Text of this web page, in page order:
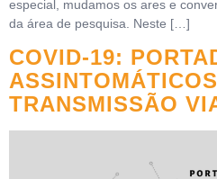
especial, mudamos os ares e
da área de pesquisa. Neste […]
COVID-19:
TRANSMISSÃO